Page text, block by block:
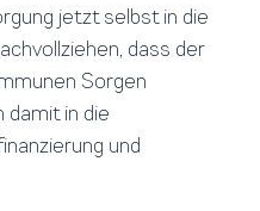
jetzt selbst in die
dass der
Sorgen
in die
und